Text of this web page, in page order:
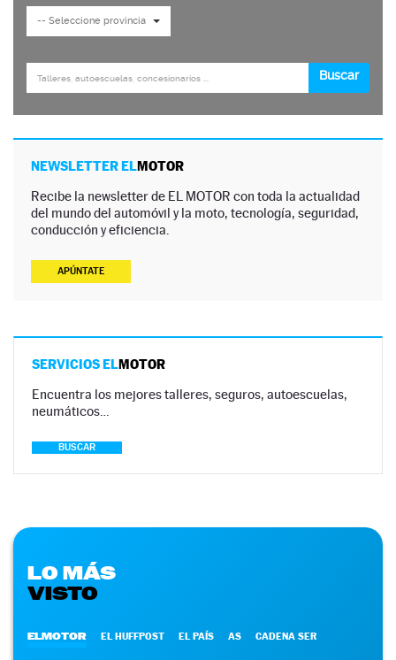
NEWSLETTER ELMOTOR
Recibe la newsletter de EL MOTOR con toda la actualidad
del mundo del automóvil y la moto, tecnología, seguridad,
conducción y eficiencia.
APÚNTATE
SERVICIOS ELMOTOR
Encuentra los mejores talleres, seguros, autoescuelas,
neumáticos…
BUSCAR
LO MÁS
VISTO
ELMOTOR EL HUFFPOST EL PAÍS AS CADENA SER